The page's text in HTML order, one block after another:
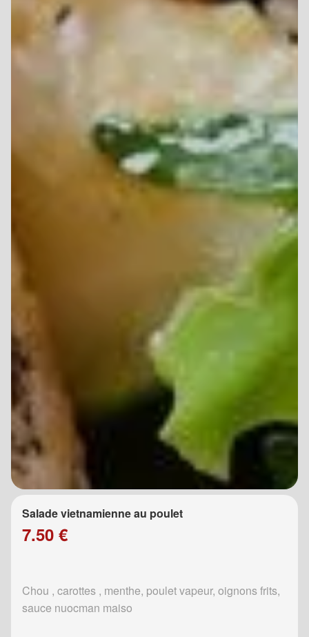
Salade vietnamienne au poulet
7.50 €
Chou , carottes , menthe, poulet vapeur, oignons frits,
sauce nuocman maiso